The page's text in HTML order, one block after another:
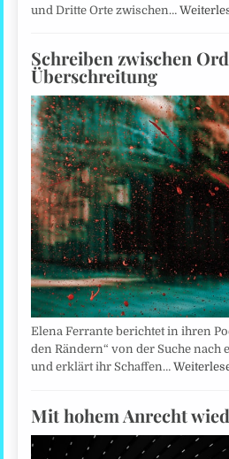
und Dritte Orte zwischen…
Schreiben zwischen
Überschreitung
Elena Ferrante berichtet in ihren
den Rändern“ von der Suche nach
und erklärt ihr Schaffen…
Mit hohem Anrecht